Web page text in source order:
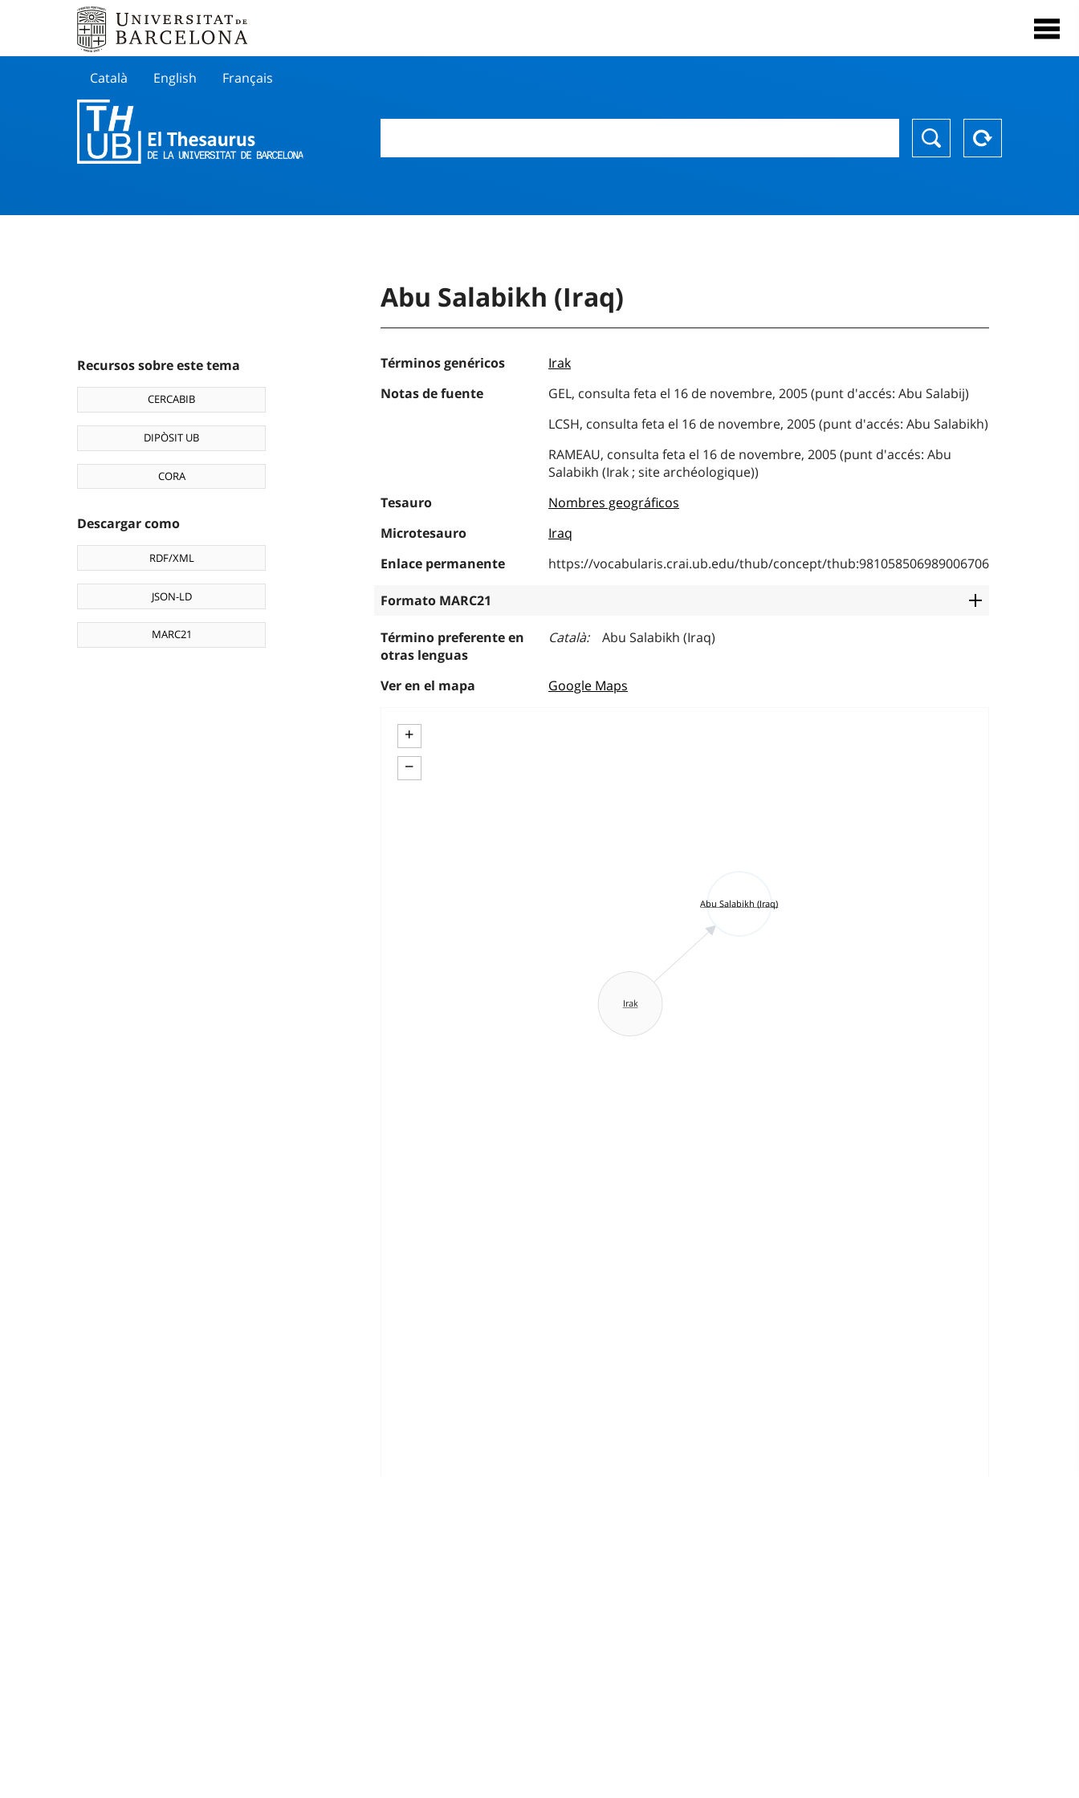
Català English Français
Recursos sobre este tema
CERCABIB
DIPÒSIT UB
CORA
Descargar como
RDF/XML
JSON-LD
MARC21
Abu Salabikh (Iraq)
Términos genéricos
Irak
Notas de fuente
GEL, consulta feta el 16 de novembre, 2005 (punt d'accés: Abu Salabij)
LCSH, consulta feta el 16 de novembre, 2005 (punt d'accés: Abu Salabikh)
RAMEAU, consulta feta el 16 de novembre, 2005 (punt d'accés: Abu
Salabikh (Irak ; site archéologique))
Tesauro
Nombres geográficos
Microtesauro
Iraq
Enlace permanente
https://vocabularis.crai.ub.edu/thub/concept/thub:981058506989006706
Formato MARC21
Término preferente en
otras lenguas
Català Abu Salabikh (Iraq)
Ver en el mapa Google Maps
+
−
Abu Salabikh (Iraq)
Irak